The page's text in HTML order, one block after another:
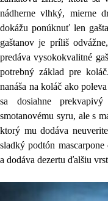
nádherne vlhký, mierne
dokážu ponúknuť len
gaštanov je príliš
predáva vysokokvalitné
potrebný základ pre
nanáša na koláč ako
sa dosiahne
smotanovému syru, ale s
ktorý mu dodáva
sladký podtón
a dodáva dezertu ďalšiu